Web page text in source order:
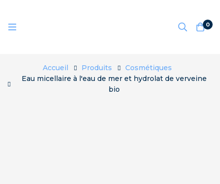
0
Accueil Produits
Cosmétiques
Eau micellaire à l'eau de mer et hydrolat de verveine
bio